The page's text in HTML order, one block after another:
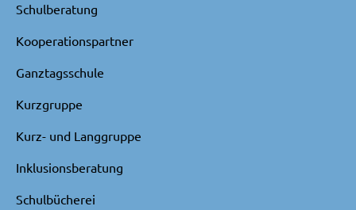
Schulberatung
Kooperationspartner
Ganztagsschule
Kurzgruppe
Kurz- und Langgruppe
Inklusionsberatung
Schulbücherei